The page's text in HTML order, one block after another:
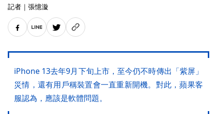
記者 ｜ 張憶漩
iPhone 13去年9月下旬上市，至今仍不時傳出「紫屏」
災情，還有用戶稱裝置會一直重新開機。對此，蘋果客
服認為，應該是軟體問題。